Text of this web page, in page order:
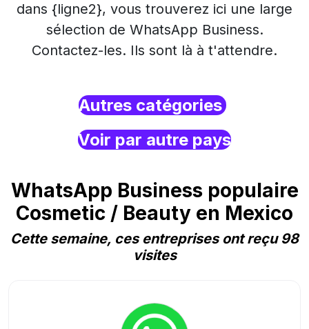
dans {ligne2}, vous trouverez ici une large
sélection de WhatsApp Business.
Contactez-les. Ils sont là à t'attendre.
Autres catégories
Voir par autre pays
WhatsApp Business populaire
Cosmetic / Beauty en Mexico
Cette semaine, ces entreprises ont reçu 98
visites